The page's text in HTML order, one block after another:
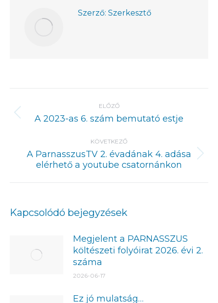
Szerző: Szerkesztő
navigation
ELŐZŐ
Previous
A 2023-as 6. szám bemutató estje
KÖVETKEZŐ
Next
post:
A ParnasszusTV 2. évadának 4. adása
elérhető a youtube csatornánkon
Kapcsolódó bejegyzések
Megjelent a PARNASSZUS
költészeti folyóirat 2026. évi 2.
száma
2026-06-17
Ez jó mulatság…